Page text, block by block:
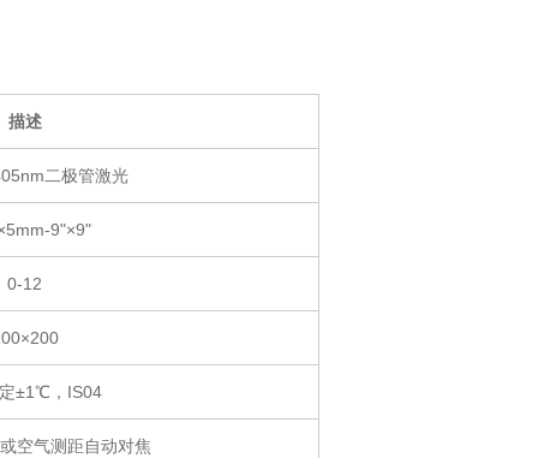
描述
二极管激光
9"×9"
0-12
±1℃，IS04
空气测距自动对焦